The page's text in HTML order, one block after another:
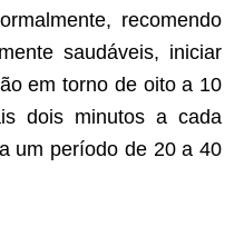
recomendo
saudáveis, iniciar
em torno de oito a 10
dois minutos a cada
um período de 20 a 40